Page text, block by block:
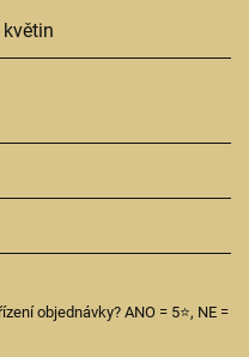
objednávky? ANO = 5⭐, NE =